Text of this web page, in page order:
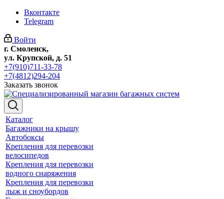
Вконтакте
Telegram
Войти
г. Смоленск,
ул. Крупской, д. 51
+7(910)711-33-78
+7(4812)294-204
Заказать звонок
Каталог
Багажники на крышу
Автобоксы
Крепления для перевозки
велосипедов
Крепления для перевозки
водного снаряжения
Крепления для перевозки
лыж и сноубордов